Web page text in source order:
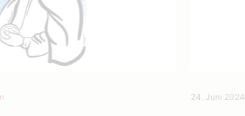
24. Juni 2024